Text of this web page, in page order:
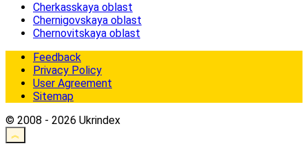
Cherkasskaya oblast
Chernigovskaya oblast
Chernovitskaya oblast
Feedback
Privacy Policy
User Agreement
Sitemap
© 2008 - 2026 Ukrindex